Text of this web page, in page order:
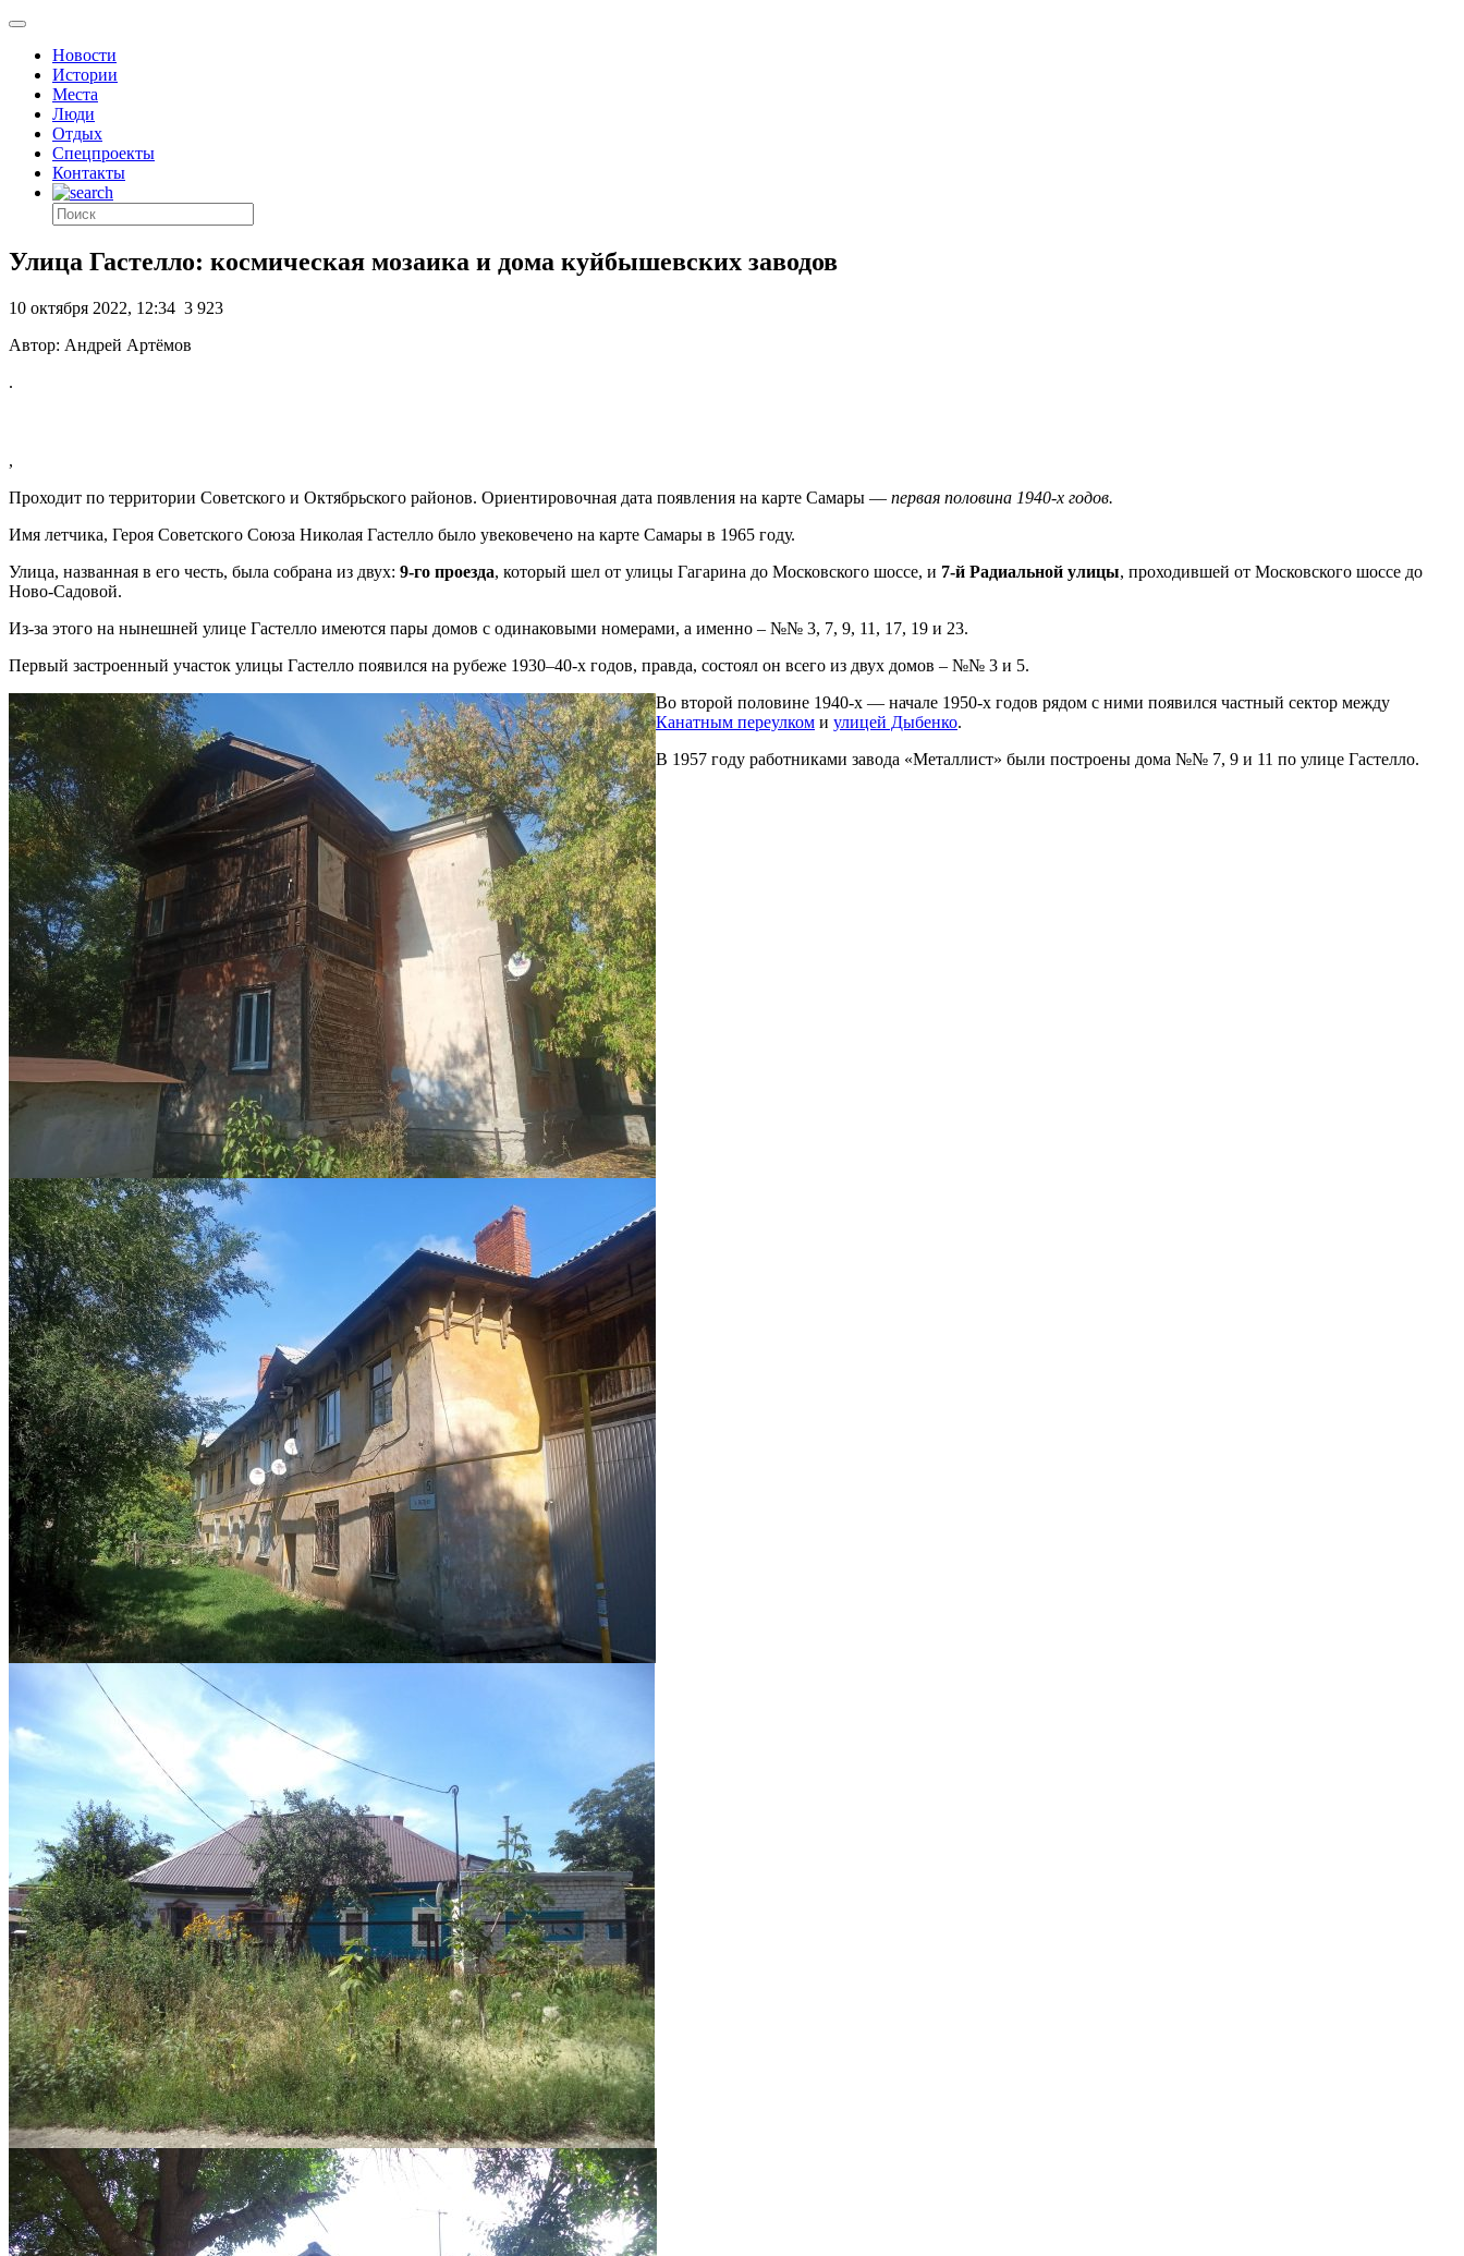
Новости
Истории
Места
Люди
Отдых
Спецпроекты
Контакты
Улица Гастелло: космическая мозаика и дома куйбышевских заводов
10 октября 2022, 12:34 3 923
Автор: Андрей Артёмов
.
,
Проходит по территории Советского и Октябрьского районов. Ориентировочная дата появления на карте Самары — первая половина 1940-х годов.
Имя летчика, Героя Советского Союза Николая Гастелло было увековечено на карте Самары в 1965 году.
Улица, названная в его честь, была собрана из двух: 9-го проезда, который шел от улицы Гагарина до Московского шоссе, и 7-й Радиальной улицы, проходившей от Московского шоссе до
Ново-Садовой.
Из-за этого на нынешней улице Гастелло имеются пары домов с одинаковыми номерами, а именно – №№ 3, 7, 9, 11, 17, 19 и 23.
Первый застроенный участок улицы Гастелло появился на рубеже 1930–40-х годов, правда, состоял он всего из двух домов – №№ 3 и 5.
Во второй половине 1940-х — начале 1950-х годов рядом с ними появился частный сектор между
Канатным переулком и улицей Дыбенко.
В 1957 году работниками завода «Металлист» были построены дома №№ 7, 9 и 11 по улице Гастелло.